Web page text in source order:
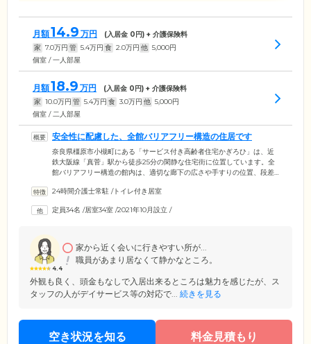
月額14.9 万円 (入居金 0円) + 介護保険料
家 7.0万円 管 5.4万円 食 2.0万円 他 5,000円
個室 / 一人部屋
月額18.9 万円 (入居金 0円) + 介護保険料
家 10.0万円 管 5.4万円 食 3.0万円 他 5,000円
個室 / 二人部屋
安全性に配慮した、全館バリアフリー構造の住居です
奈良県橿原市小槻町にある「サービス付き高齢者住宅かぎろひ」は、近
鉄大阪線「真菅」駅から徒歩25分の閑静な住宅街に位置しています。全
館バリアフリー構造の館内は、適切な廊下の広さや手すりの位置、段差
っています。ご入居者様の生活拠点となるお部屋は全室個室となってお
いたり、据え置き式の手すりを追加で設置することも可能。ご入居後に
24時間介護士常駐 /トイレ付き居室
定員34名 /居室34室 /2021年10月設立 /
4.4
家から近く会いに行きやすい所が...
職員があまり居なくて静かなところ。
外観も良く、頭金もなしで入居出来るところは魅力を感じたが、ス
タッフの人がデイサービス等の対応で... 続きを見る
空き状況を知る 料金見積もり